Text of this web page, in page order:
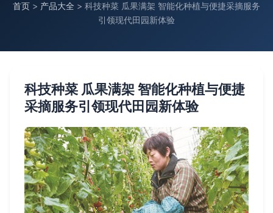
首页 > 产品大全 > 科技种菜 瓜果满架 智能化种植与便捷采摘服务
引领现代田园新体验
科技种菜 瓜果满架 智能化种植与便捷
采摘服务引领现代田园新体验